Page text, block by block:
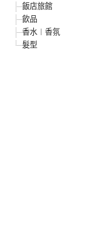
飯店旅館
飲品
香水︱香氛
髮型